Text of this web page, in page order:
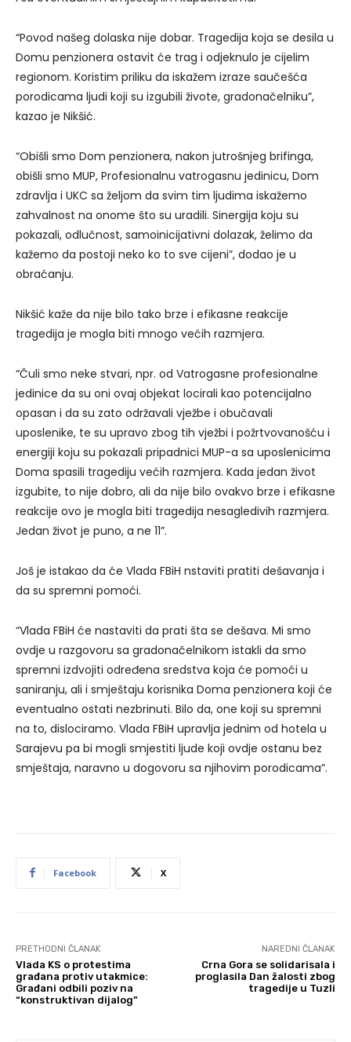
“Povod našeg dolaska nije dobar. Tragedija koja se desila u
Domu penzionera ostavit će trag i odjeknulo je cijelim
regionom. Koristim priliku da iskažem izraze saučešća
porodicama ljudi koji su izgubili živote, gradonačelniku”,
kazao je Nikšić.
“Obišli smo Dom penzionera, nakon jutrošnjeg brifinga,
obišli smo MUP, Profesionalnu vatrogasnu jedinicu, Dom
zdravlja i UKC sa željom da svim tim ljudima iskažemo
zahvalnost na onome što su uradili. Sinergija koju su
pokazali, odlučnost, samoinicijativni dolazak, želimo da
kažemo da postoji neko ko to sve cijeni”, dodao je u
obraćanju.
Nikšić kaže da nije bilo tako brze i efikasne reakcije
tragedija je mogla biti mnogo većih razmjera.
“Čuli smo neke stvari, npr. od Vatrogasne profesionalne
jedinice da su oni ovaj objekat locirali kao potencijalno
opasan i da su zato održavali vježbe i obučavali
uposlenike, te su upravo zbog tih vježbi i požrtvovanošću i
energiji koju su pokazali pripadnici MUP-a sa uposlenicima
Doma spasili tragediju većih razmjera. Kada jedan život
izgubite, to nije dobro, ali da nije bilo ovakvo brze i efikasne
reakcije ovo je mogla biti tragedija nesagledivih razmjera.
Jedan život je puno, a ne 11”.
Još je istakao da će Vlada FBiH nstaviti pratiti dešavanja i
da su spremni pomoći.
“Vlada FBiH će nastaviti da prati šta se dešava. Mi smo
ovdje u razgovoru sa gradonačelnikom istakli da smo
spremni izdvojiti određena sredstva koja će pomoći u
saniranju, ali i smještaju korisnika Doma penzionera koji će
eventualno ostati nezbrinuti. Bilo da, one koji su spremni
na to, dislociramo. Vlada FBiH upravlja jednim od hotela u
Sarajevu pa bi mogli smjestiti ljude koji ovdje ostanu bez
smještaja, naravno u dogovoru sa njihovim porodicama”.
Facebook X
PRETHODNI ČLANAK
Vlada KS o protestima
građana protiv utakmice:
Građani odbili poziv na
“konstruktivan dijalog”
NAREDNI ČLANAK
Crna Gora se solidarisala i
proglasila Dan žalosti zbog
tragedije u Tuzli